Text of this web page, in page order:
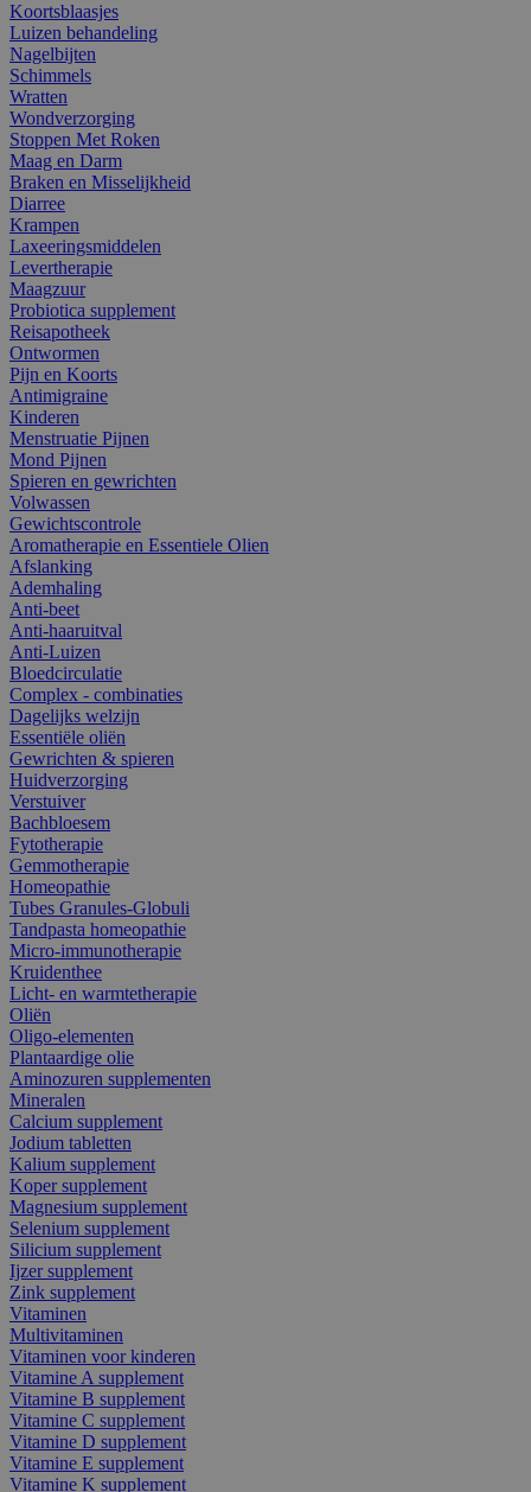
Koortsblaasjes
Luizen behandeling
Nagelbijten
Schimmels
Wratten
Wondverzorging
Stoppen Met Roken
Maag en Darm
Braken en Misselijkheid
Diarree
Krampen
Laxeeringsmiddelen
Levertherapie
Maagzuur
Probiotica supplement
Reisapotheek
Ontwormen
Pijn en Koorts
Antimigraine
Kinderen
Menstruatie Pijnen
Mond Pijnen
Spieren en gewrichten
Volwassen
Gewichtscontrole
Aromatherapie en Essentiele Olien
Afslanking
Ademhaling
Anti-beet
Anti-haaruitval
Anti-Luizen
Bloedcirculatie
Complex - combinaties
Dagelijks welzijn
Essentiële oliën
Gewrichten & spieren
Huidverzorging
Verstuiver
Bachbloesem
Fytotherapie
Gemmotherapie
Homeopathie
Tubes Granules-Globuli
Tandpasta homeopathie
Micro-immunotherapie
Kruidenthee
Licht- en warmtetherapie
Oliën
Oligo-elementen
Plantaardige olie
Aminozuren supplementen
Mineralen
Calcium supplement
Jodium tabletten
Kalium supplement
Koper supplement
Magnesium supplement
Selenium supplement
Silicium supplement
Ijzer supplement
Zink supplement
Vitaminen
Multivitaminen
Vitaminen voor kinderen
Vitamine A supplement
Vitamine B supplement
Vitamine C supplement
Vitamine D supplement
Vitamine E supplement
Vitamine K supplement